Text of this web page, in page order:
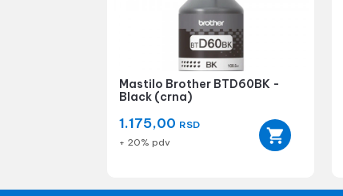
Mastilo Brother BTD60BK -
Black (crna)
1.175,00 RSD
+ 20% pdv